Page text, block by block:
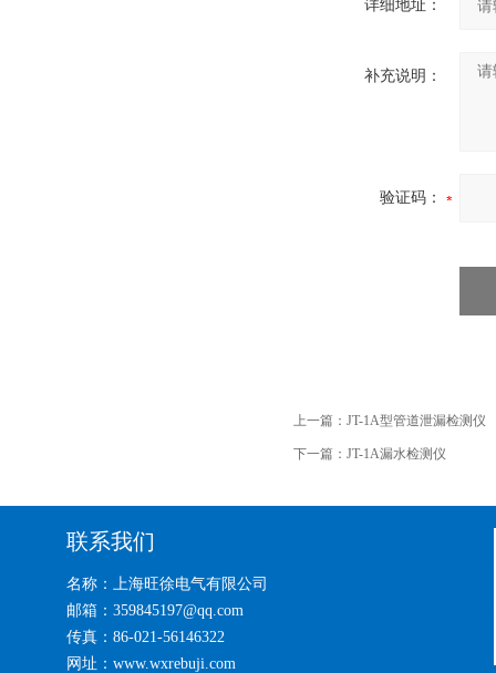
详细地址：
补充说明：
验证码：
上一篇： JT-1A型管道泄漏检测仪
下一篇： JT-1A漏水检测仪
联系我们
名称：上海旺徐电气有限公司
邮箱：359845197@qq.com
传真：86-021-56146322
网址：www.wxrebuji.com